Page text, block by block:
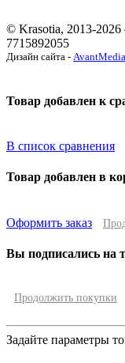
© Krasotia, 2013-
7715892055
Дизайн сайта - AvantMedia
Товар добавлен к
В список сравнения
Товар добавлен в
Оформить заказ
Вы подписались на
Продолжить покупки
Задайте параметры